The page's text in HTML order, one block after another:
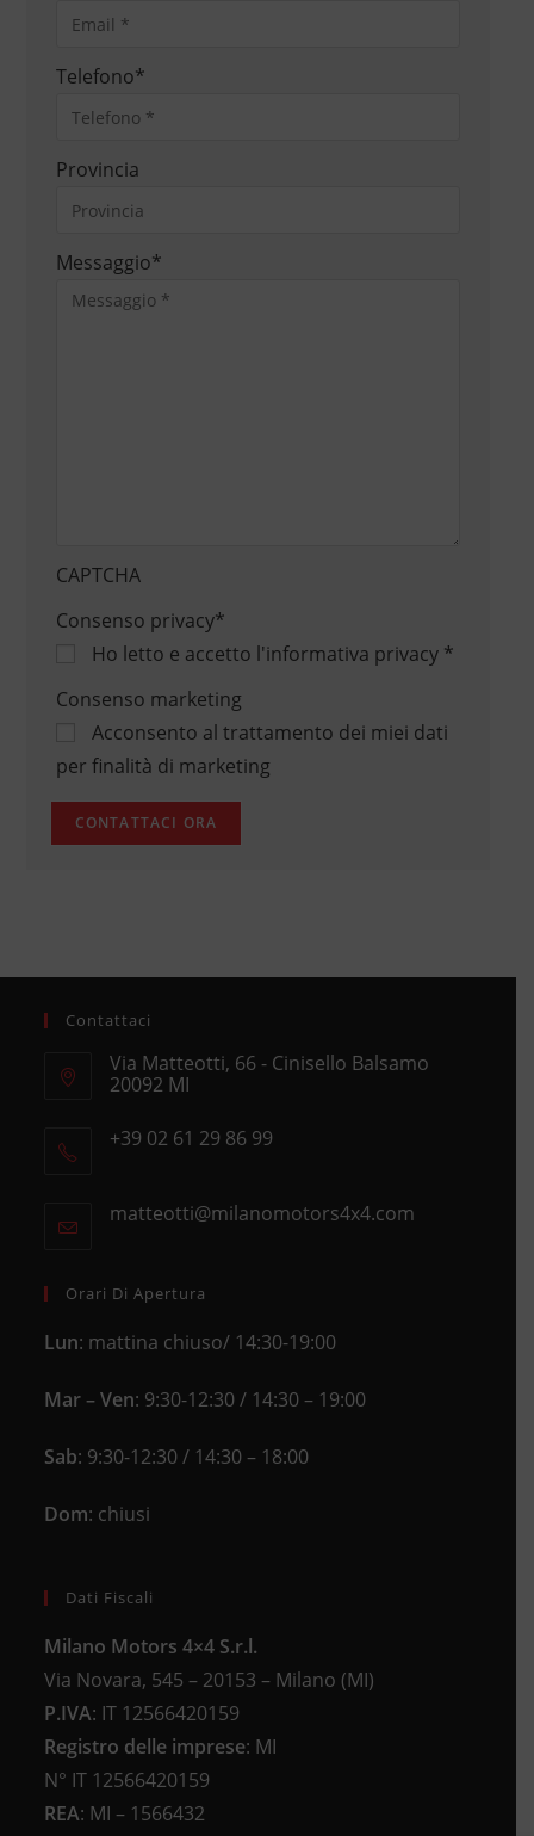
Telefono*
Provincia
Messaggio*
CAPTCHA
Consenso privacy*
Ho letto e accetto l'informativa privacy*
Consenso marketing
Acconsento al trattamento dei miei dati
per finalità di marketing
Contattaci
Via Matteotti, 66 - Cinisello Balsamo
20092 MI
in
+39 02 61 29 86 99
your
matteotti@milanomotors4x4.comOpens
Orari Di Apertura
Lun: mattina chiuso/ 14:30-19:00
Mar – Ven: 9:30-12:30 / 14:30 – 19:00
Sab: 9:30-12:30 / 14:30 – 18:00
Dom: chiusi
Dati Fiscali
Milano Motors 4×4 S.r.l.
Via Novara, 545 – 20153 – Milano (MI)
P.IVA: IT 12566420159
Registro delle imprese: MI
N° IT 12566420159
REA: MI – 1566432